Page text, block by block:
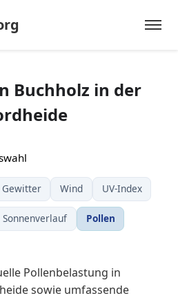
Buchholz in der
Gewitter Wind UV-Index
Sonnenverlauf Pollen
Pollenbelastung in
sowie umfassende